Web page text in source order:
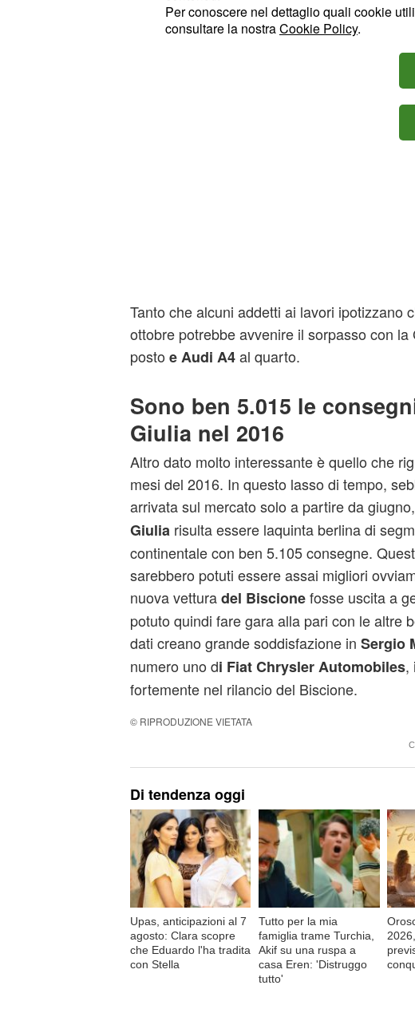
Tanto che alcuni addetti ai lavori ipotizzano
ottobre potrebbe avvenire il sorpasso con la
posto e Audi A4al quarto.
Sono ben 5.015 le
Giulia nel 2016
Altro dato molto interessante è quello che
mesi del 2016. In questo lasso di tempo,
arrivata sul mercato solo a partire da giugno,
Giulia risulta essere laquinta berlina di
continentale con ben 5.105 consegne.
sarebbero potuti essere assai migliori
nuova vetturadel Biscionefosse uscita a
potuto quindi fare gara alla pari con le altre
dati creano grande soddisfazione in Sergio
numero uno di Fiat Chrysler Automobiles,
fortemente nel rilancio del Biscione.
© RIPRODUZIONE VIETATA
Di tendenza oggi
Upas, anticipazioni al 7
agosto: Clara scopre
che Eduardo l'ha tradita
con Stella
Tutto per la mia
famiglia trame Turchia,
Akif su una ruspa a
casa Eren: 'Distruggo
tutto'
Per conoscere nel dettaglio quali cookie
consultare la nostraCookie Policy.